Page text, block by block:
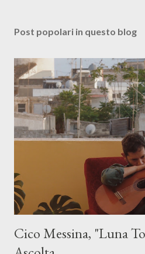
Post popolari in questo blog
Cico Messina, "Luna